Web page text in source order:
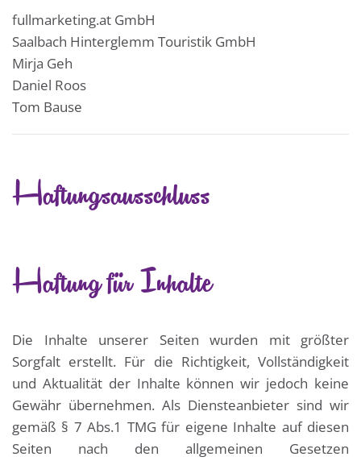
fullmarketing.at GmbH
Saalbach Hinterglemm Touristik GmbH
Mirja Geh
Daniel Roos
Tom Bause
Haftungsausschluss
Haftung für Inhalte
Die Inhalte unserer Seiten wurden mit größter
Sorgfalt erstellt. Für die Richtigkeit, Vollständigkeit
und Aktualität der Inhalte können wir jedoch keine
Gewähr übernehmen. Als Diensteanbieter sind wir
gemäß § 7 Abs.1 TMG für eigene Inhalte auf diesen
Seiten nach den allgemeinen Gesetzen